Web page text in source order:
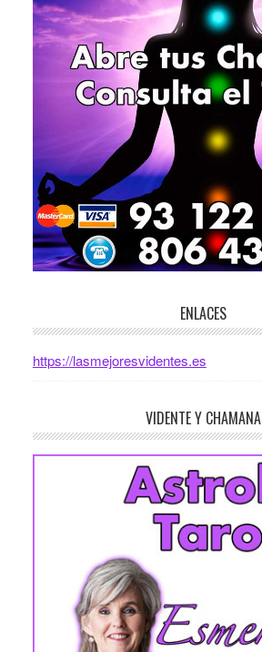
ENLACES
https://lasmejoresvidentes.es
VIDENTE Y CHAMANA